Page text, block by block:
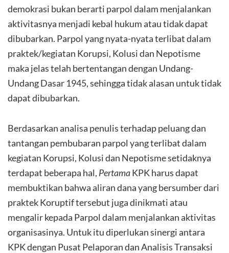
demokrasi bukan berarti parpol dalam menjalankan
aktivitasnya menjadi kebal hukum atau tidak dapat
dibubarkan. Parpol yang nyata-nyata terlibat dalam
praktek/kegiatan Korupsi, Kolusi dan Nepotisme
maka jelas telah bertentangan dengan Undang-
Undang Dasar 1945, sehingga tidak alasan untuk tidak
dapat dibubarkan.
Berdasarkan analisa penulis terhadap peluang dan
tantangan pembubaran parpol yang terlibat dalam
kegiatan Korupsi, Kolusi dan Nepotisme setidaknya
terdapat beberapa hal, PertamaKPK harus dapat
membuktikan bahwa aliran dana yang bersumber dari
praktek Koruptif tersebut juga dinikmati atau
mengalir kepada Parpol dalam menjalankan aktivitas
organisasinya. Untuk itu diperlukan sinergi antara
KPK dengan Pusat Pelaporan dan Analisis Transaksi